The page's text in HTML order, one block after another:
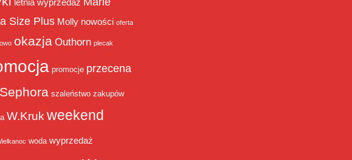
letnia wyprzedaż
Size Plus Molly nowości oferta
okazja Outhorn plecak
promocje przecena
Sephora szaleństwo zakupów
W.Kruk weekend
woda wyprzedaż